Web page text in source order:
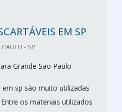
EM SP
- SP
Grande São Paulo
sp são muito utilizadas
os materiais utilizados